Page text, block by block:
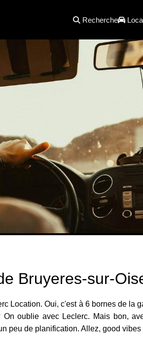
Recherche
Bruyeres-sur-
Location. Oui, c'est à 6 bornes de la
oublie avec Leclerc. Mais bon,
peu de planification. Allez, good vibes